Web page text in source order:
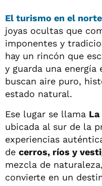
El turismo en el
joyas ocultas que
imponentes y
hay un rincón que
y guarda una energía
buscan aire puro,
estado natural.
Ese lugar se llama La
ubicada al sur de la
experiencias
de cerros, ríos y
mezcla de
convierte en un